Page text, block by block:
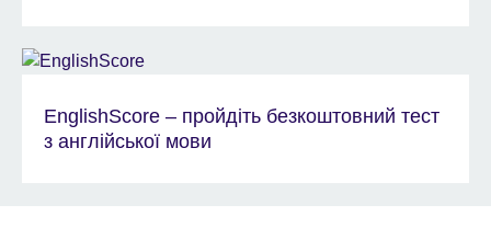
EnglishScore – пройдіть безкоштовний тест
з англійської мови